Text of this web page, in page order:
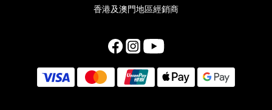
香港及澳門地區經銷商